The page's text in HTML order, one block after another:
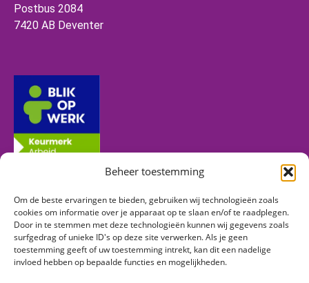
Beheer toestemming
Om de beste ervaringen te bieden, gebruiken wij technologieën zoals
cookies om informatie over je apparaat op te slaan en/of te raadplegen.
Door in te stemmen met deze technologieën kunnen wij gegevens zoals
surfgedrag of unieke ID's op deze site verwerken. Als je geen
toestemming geeft of uw toestemming intrekt, kan dit een nadelige
invloed hebben op bepaalde functies en mogelijkheden.
Postbus 2084
7420 AB Deventer
Volg ons
Vind ons op:
FacebookLinkedinInstagram